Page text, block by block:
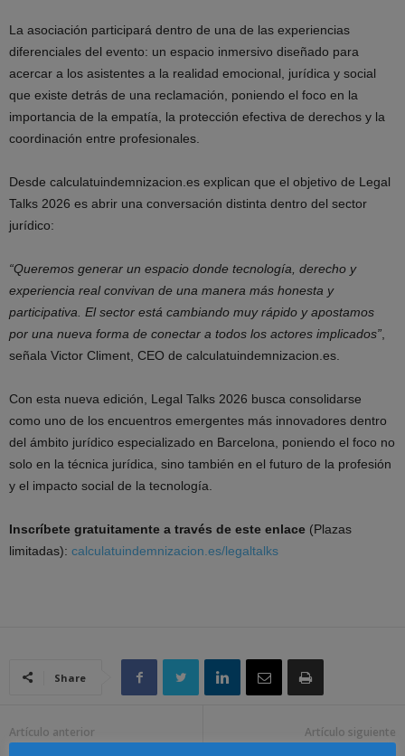
La asociación participará dentro de una de las experiencias
diferenciales del evento: un espacio inmersivo diseñado para
acercar a los asistentes a la realidad emocional, jurídica y social
que existe detrás de una reclamación, poniendo el foco en la
importancia de la empatía, la protección efectiva de derechos y la
coordinación entre profesionales.
Desde calculatuindemnizacion.es explican que el objetivo de Legal
Talks 2026 es abrir una conversación distinta dentro del sector
jurídico:
“Queremos generar un espacio donde tecnología, derecho y
experiencia real convivan de una manera más honesta y
participativa. El sector está cambiando muy rápido y apostamos
por una nueva forma de conectar a todos los actores implicados”
señala Victor Climent, CEO de calculatuindemnizacion.es.
Con esta nueva edición, Legal Talks 2026 busca consolidarse
como uno de los encuentros emergentes más innovadores dentro
del ámbito jurídico especializado en Barcelona, poniendo el foco no
solo en la técnica jurídica, sino también en el futuro de la profesión
y el impacto social de la tecnología.
Inscríbete gratuitamente a través de este enlace (Plazas
limitadas): calculatuindemnizacion.es/legaltalks
Share
Artículo anterior Artículo siguiente